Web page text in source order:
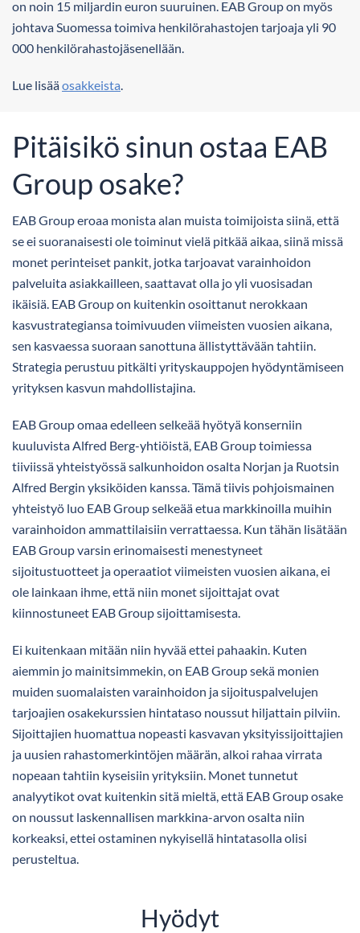
on noin 15 miljardin euron suuruinen. EAB Group on myös
johtava Suomessa toimiva henkilörahastojen tarjoaja yli 90
000 henkilörahastojäsenellään.
Lue lisääosakkeista.
Pitäisikö sinun ostaa EAB
Group osake?
EAB Group eroaa monista alan muista toimijoista siinä, että
se ei suoranaisesti ole toiminut vielä pitkää aikaa, siinä missä
monet perinteiset pankit, jotka tarjoavat varainhoidon
palveluita asiakkailleen, saattavat olla jo yli vuosisadan
ikäisiä. EAB Group on kuitenkin osoittanut nerokkaan
kasvustrategiansa toimivuuden viimeisten vuosien aikana,
sen kasvaessa suoraan sanottuna ällistyttävään tahtiin.
Strategia perustuu pitkälti yrityskauppojen hyödyntämiseen
yrityksen kasvun mahdollistajina.
EAB Group omaa edelleen selkeää hyötyä konserniin
kuuluvista Alfred Berg-yhtiöistä, EAB Group toimiessa
tiiviissä yhteistyössä salkunhoidon osalta Norjan ja Ruotsin
Alfred Bergin yksiköiden kanssa. Tämä tiivis pohjoismainen
yhteistyö luo EAB Group selkeää etua markkinoilla muihin
varainhoidon ammattilaisiin verrattaessa. Kun tähän lisätään
EAB Group varsin erinomaisesti menestyneet
sijoitustuotteet ja operaatiot viimeisten vuosien aikana, ei
ole lainkaan ihme, että niin monet sijoittajat ovat
kiinnostuneet EAB Group sijoittamisesta.
Ei kuitenkaan mitään niin hyvää ettei pahaakin. Kuten
aiemmin jo mainitsimmekin, on EAB Group sekä monien
muiden suomalaisten varainhoidon ja sijoituspalvelujen
tarjoajien osakekurssien hintataso noussut hiljattain pilviin.
Sijoittajien huomattua nopeasti kasvavan yksityissijoittajien
ja uusien rahastomerkintöjen määrän, alkoi rahaa virrata
nopeaan tahtiin kyseisiin yrityksiin. Monet tunnetut
analyytikot ovat kuitenkin sitä mieltä, että EAB Group osake
on noussut laskennallisen markkina-arvon osalta niin
korkeaksi, ettei ostaminen nykyisellä hintatasolla olisi
perusteltua.
Hyödyt